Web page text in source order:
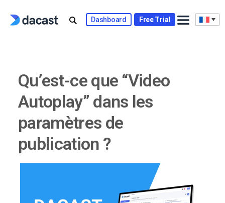
Dashboard Free Trial
Qu’est-ce que “Video
Autoplay” dans les
paramètres de
publication ?